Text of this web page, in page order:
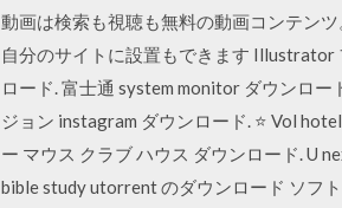
動画は検索も視聴も無料の動画コンテン
自分のサイトに設置もできます Illustrator
ロード. 富士通 system monitor ダウンロー
ジョン instagram ダウンロード. ⭐ Vol
ー マウス クラブ ハウス ダウンロード. U
bible study utorrent のダウンロード ソフ